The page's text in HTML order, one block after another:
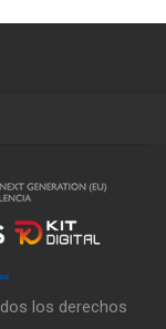
los derechos